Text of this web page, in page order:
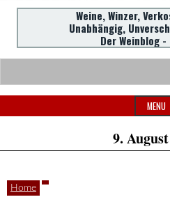
|
Das
Weine,
Winzer,
Verkostungen.
Header
Widget
Area
Weine, Winzer,
Unabhängig,
Der Weinblog
MENU
9.
Home